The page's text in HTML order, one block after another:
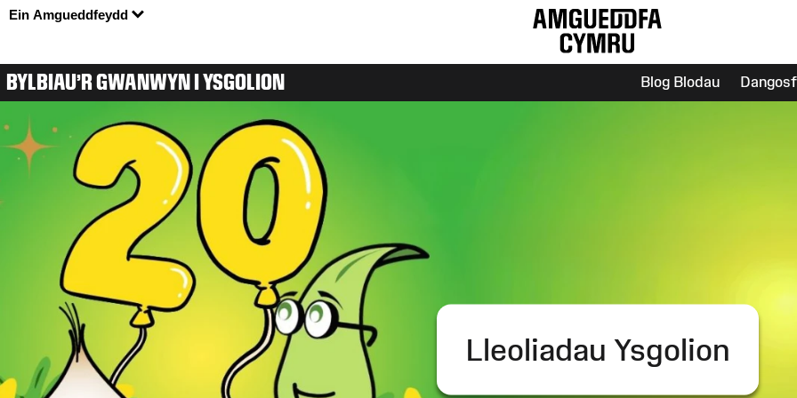
Ein Amgueddfeydd
BYLBIAU'R GWANWYN I YSGOLION Blog Blodau
Lleoliadau Ysgolion